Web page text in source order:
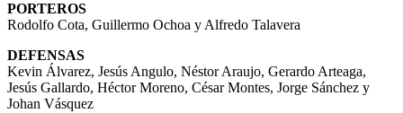
PORTEROS
Rodolfo Cota, Guillermo Ochoa y Alfredo Talavera
DEFENSAS
Kevin Álvarez, Jesús Angulo, Néstor Araujo, Gerardo Arteaga,
Jesús Gallardo, Héctor Moreno, César Montes, Jorge Sánchez y
Johan Vásquez